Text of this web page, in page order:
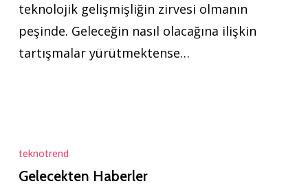
teknolojik gelişmişliğin zirvesi olmanın
peşinde. Geleceğin nasıl olacağına ilişkin
tartışmalar yürütmektense…
Haberler
teknotrend
Gelecekten Haberler